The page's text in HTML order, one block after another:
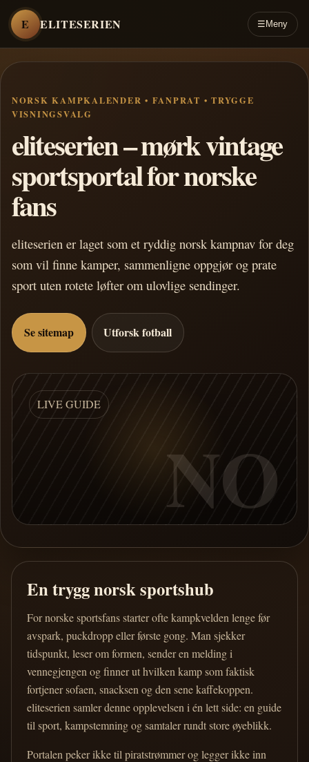
E ELITESERIEN ☰ Meny
NORSK KAMPKALENDER • FANPRAT • TRYGGE
VISNINGSVALG
eliteserien – mørk vintage
sportsportal for norske
fans
eliteserien er laget som et ryddig norsk kampnav for deg
som vil finne kamper, sammenligne oppgjør og prate
sport uten rotete løfter om ulovlige sendinger.
Se sitemap Utforsk fotball
LIVE GUIDE
NO
En trygg norsk sportshub
For norske sportsfans starter ofte kampkvelden lenge før
avspark, puckdropp eller første gong. Man sjekker
tidspunkt, leser om formen, sender en melding i
vennegjengen og finner ut hvilken kamp som faktisk
fortjener sofaen, snacksen og den sene kaffekoppen.
eliteserien samler denne opplevelsen i én lett side: en guide
til sport, kampstemning og samtaler rundt store øyeblikk.
Portalen peker ikke til piratstrømmer og legger ikke inn